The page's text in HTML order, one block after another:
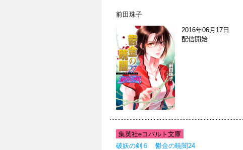
前田珠子
2016年06月17日
配信開始
集英社eコバルト文庫
破妖の剣６ 鬱金の暁闇24